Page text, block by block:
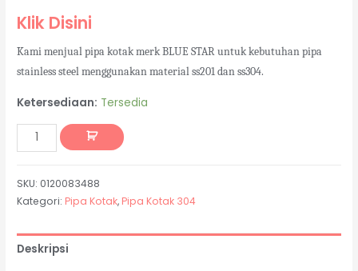
Klik Disini
Kami menjual pipa kotak merk BLUE STAR untuk kebutuhan pipa
stainless steel menggunakan material ss201 dan ss304.
Ketersediaan: Tersedia
SKU: 0120083488
Kategori: Pipa Kotak, Pipa Kotak 304
Deskripsi